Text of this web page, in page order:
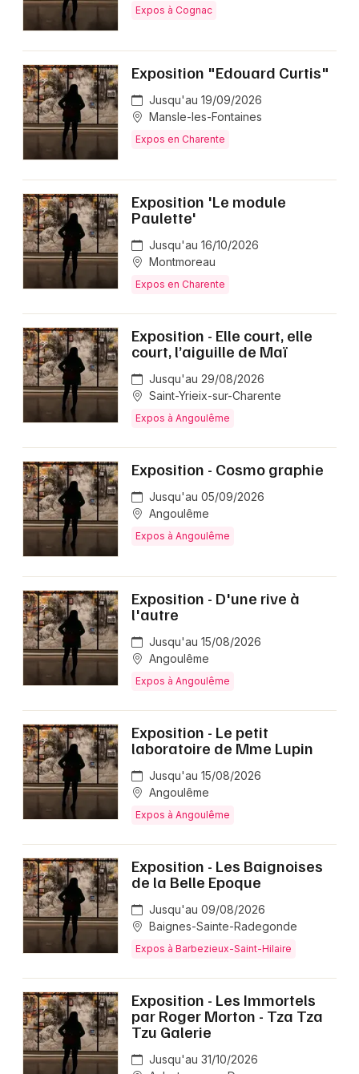
Expos à Cognac
Exposition "Edouard Curtis"
Jusqu'au 19/09/2026
Mansle-les-Fontaines
Expos en Charente
Exposition 'Le module
Paulette'
Jusqu'au 16/10/2026
Montmoreau
Expos en Charente
Exposition - Elle court, elle
court, l’aiguille de Maï
Jusqu'au 29/08/2026
Saint-Yrieix-sur-Charente
Expos à Angoulême
Exposition - Cosmo graphie
Jusqu'au 05/09/2026
Angoulême
Expos à Angoulême
Exposition - D'une rive à
l'autre
Jusqu'au 15/08/2026
Angoulême
Expos à Angoulême
Exposition - Le petit
laboratoire de Mme Lupin
Jusqu'au 15/08/2026
Angoulême
Expos à Angoulême
Exposition - Les Baignoises
de la Belle Epoque
Jusqu'au 09/08/2026
Baignes-Sainte-Radegonde
Expos à Barbezieux-Saint-Hilaire
Exposition - Les Immortels
par Roger Morton - Tza Tza
Tzu Galerie
Jusqu'au 31/10/2026